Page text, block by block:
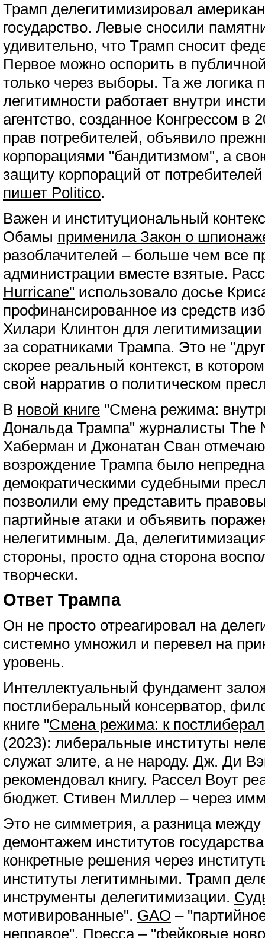
Трамп делегитимизировал
государство. Левые сносили
удивительно, что Трамп сносит
Первое можно оспорить в
только через выборы. Та же логика
легитимности работает внутри
агентство, созданное Конгрессом в
прав потребителей, объявило
корпорациями "бандитизмом", а
защиту корпораций от
пишет Politico.
Важен и институциональный
Обамы применила Закон о
разоблачителей – больше чем все
администрации вместе взятые.
Hurricane" использовало досье
профинансированное из средств
Хилари Клинтон для
за соратниками Трампа. Это не
скорее реальный контекст, в
свой нарратив о политическом
В новой книге "Смена режима:
Дональда Трампа" журналисты The
Хаберман и Джонатан Сван
возрождение Трампа было
демократическими судебными
позволили ему представить
партийные атаки и объявить
нелегитимным. Да,
стороны, просто одна сторона
творчески.
Ответ Трампа
Он не просто отреагировал на
системно умножил и перевел на
уровень.
Интеллектуальный фундамент
постлиберальный консерватор,
книге "Смена режима: к
(2023): либеральные институты
служат элите, а не народу. Дж. Ди
рекомендовал книгу. Рассел Воут
бюджет. Стивен Миллер – через
Это не симметрия, а разница между
демонтажем институтов
конкретные решения через
институты легитимными. Трамп
инструменты делегитимизации.
мотивированные". GAO –
неправое". Пресса – "фейковые